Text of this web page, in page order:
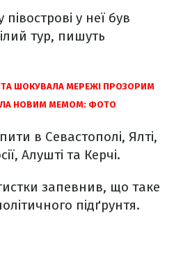
у неї був
тур, пишуть
ШОКУВАЛА МЕРЕЖІ ПРОЗОРИМ
НОВИМ МЕМОМ: ФОТО
в Севастополі, Ялті,
Алушті та Керчі.
запевнив, що таке
підґрунтя.